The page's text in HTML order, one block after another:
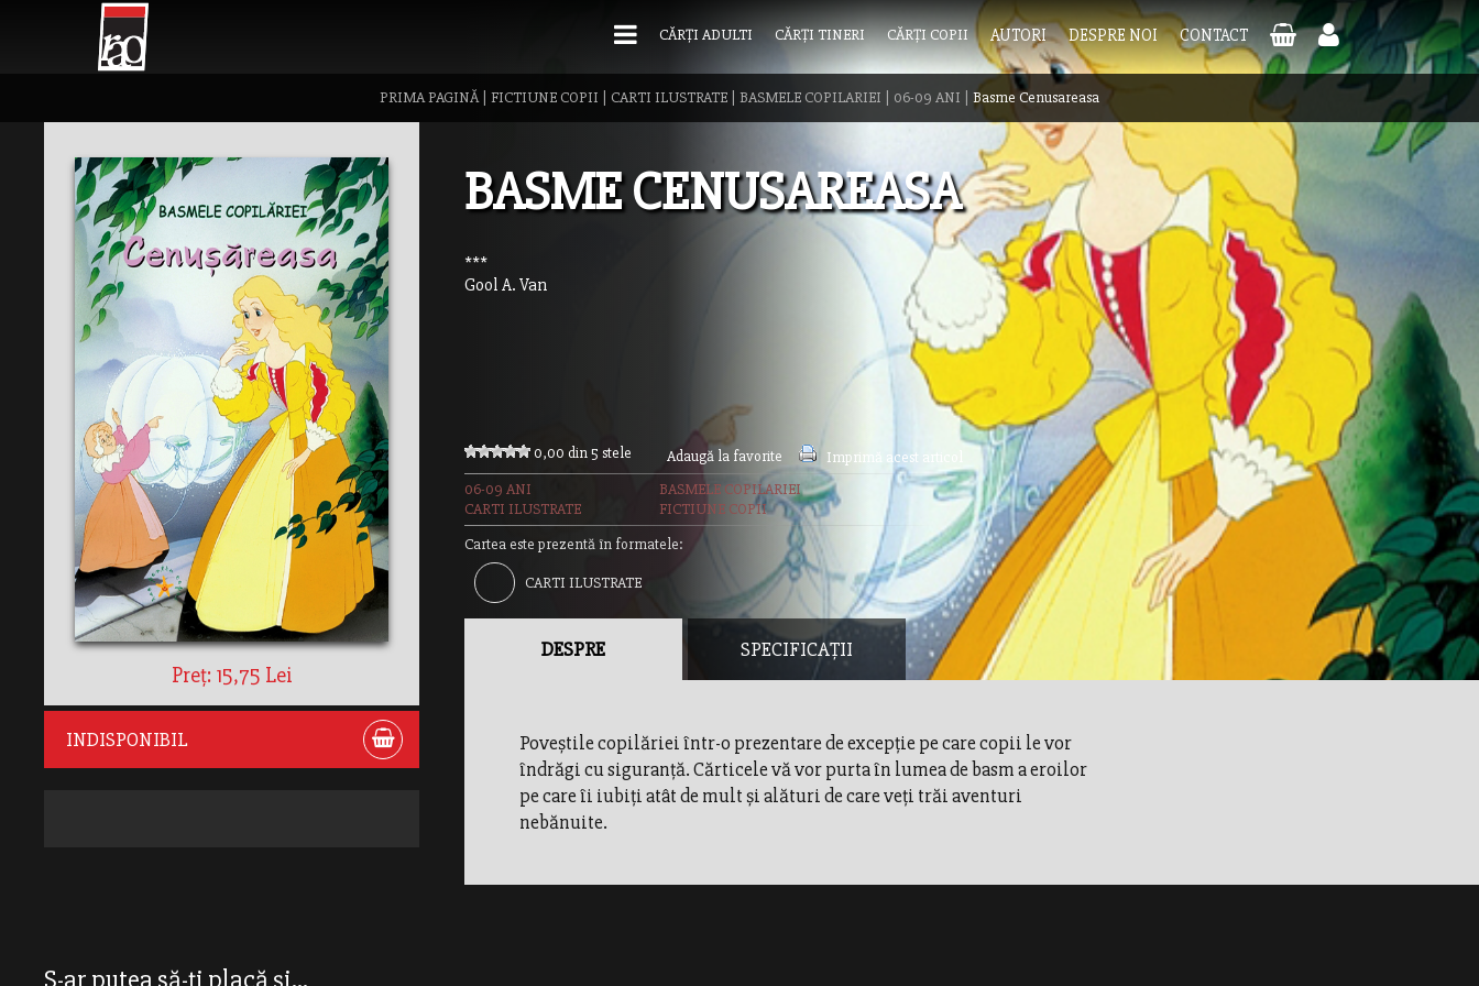
CĂRȚI ADULTI CĂRȚI TINERI CĂRȚI COPII AUTORI DESPRE NOI CONTACT
PRIMA PAGINĂ| FICTIUNE COPII CARTI ILUSTRATE BASMELE COPILARIEI 06-09 ANI Basme Cenusareasa
Preț: 15,75 Lei
INDISPONIBIL
BASME CENUSAREASA
***
Gool A. Van
0,00 din 5 stele Adaugă la favorite
Imprimă acest articol
06-09 ANI
BASMELE COPILARIEI
CARTI ILUSTRATE
FICTIUNE COPII
Cartea este prezentă în formatele:
CARTI ILUSTRATE
DESPRE SPECIFICAȚII
Poveştile copilăriei într-o prezentare de excepţie pe care copii le vor
îndrăgi cu siguranţă. Cărticele vă vor purta în lumea de basm a eroilor
pe care îi iubiţi atât de mult şi alături de care veţi trăi aventuri
nebănuite.